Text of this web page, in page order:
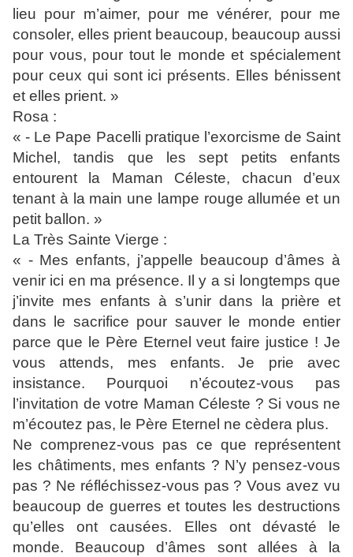
lieu pour m’aimer, pour me vénérer, pour me
consoler, elles prient beaucoup, beaucoup aussi
pour vous, pour tout le monde et spécialement
pour ceux qui sont ici présents. Elles bénissent
et elles prient. »
Rosa :
« - Le Pape Pacelli pratique l’exorcisme de Saint
Michel, tandis que les sept petits enfants
entourent la Maman Céleste, chacun d’eux
tenant à la main une lampe rouge allumée et un
petit ballon. »
La Très Sainte Vierge :
« - Mes enfants, j’appelle beaucoup d’âmes à
venir ici en ma présence. Il y a si longtemps que
j’invite mes enfants à s’unir dans la prière et
dans le sacrifice pour sauver le monde entier
parce que le Père Eternel veut faire justice ! Je
vous attends, mes enfants. Je prie avec
insistance. Pourquoi n’écoutez-vous pas
l’invitation de votre Maman Céleste ? Si vous ne
m’écoutez pas, le Père Eternel ne cèdera plus.
Ne comprenez-vous pas ce que représentent
les châtiments, mes enfants ? N’y pensez-vous
pas ? Ne réfléchissez-vous pas ? Vous avez vu
beaucoup de guerres et toutes les destructions
qu’elles ont causées. Elles ont dévasté le
monde. Beaucoup d’âmes sont allées à la